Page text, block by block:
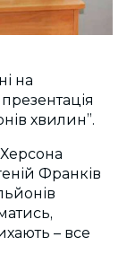
на
хвилин”.
Франків
– все